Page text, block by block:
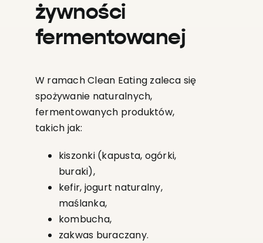
żywności
fermentowanej
W ramach Clean Eating zaleca się
spożywanie naturalnych,
fermentowanych produktów,
takich jak:
kiszonki (kapusta, ogórki,
buraki),
kefir, jogurt naturalny,
maślanka,
kombucha,
zakwas buraczany.